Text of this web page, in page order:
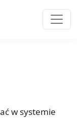
w systemie